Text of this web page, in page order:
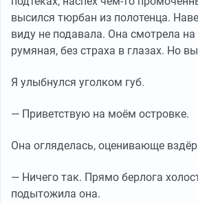
высился тюрбан из полотенца.
виду не подавала. Она смотрела
румяная, без страха в глазах. Но
Я улыбнулся уголком губ.
— Приветствую на моём островке.
Она огляделась, оценивающе
— Ничего так. Прямо берлога
подытожила она.